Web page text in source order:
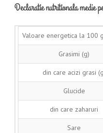
Declaratie nutritionala medie
Valoare energetica la 100
Grasimi (g)
din care acizi grasi
Glucide
din care zaharuri
Sare